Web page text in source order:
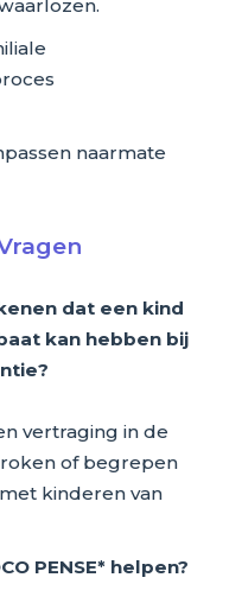
naarmate
dat een kind
kan hebben bij
vertraging in de
of begrepen
kinderen van
PENSE* helpen?